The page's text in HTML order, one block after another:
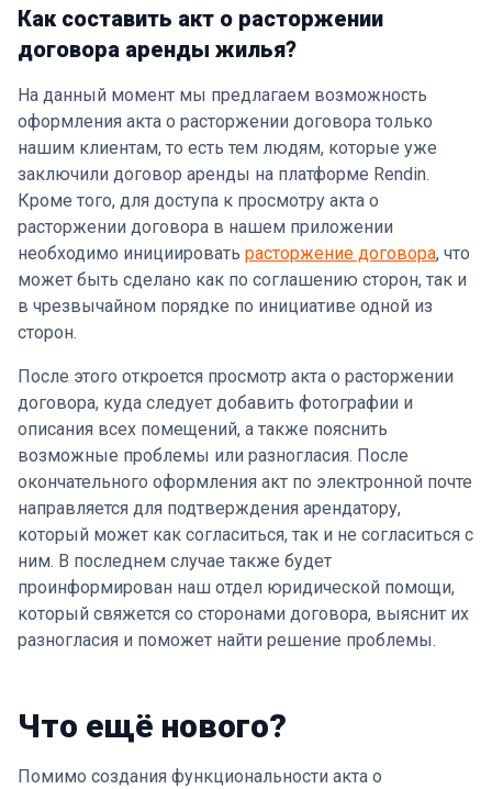
Как составить акт о расторжении
договора аренды жилья?
На данный момент мы предлагаем возможность
оформления акта о расторжении договора только
нашим клиентам, то есть тем людям, которые уже
заключили договор аренды на платформе Rendin.
Кроме того, для доступа к просмотру акта о
расторжении договора в нашем приложении
необходимо инициировать расторжение договора, что
может быть сделано как по соглашению сторон, так и
в чрезвычайном порядке по инициативе одной из
сторон.
После этого откроется просмотр акта о расторжении
договора, куда следует добавить фотографии и
описания всех помещений, а также пояснить
возможные проблемы или разногласия. После
окончательного оформления акт по электронной почте
направляется для подтверждения арендатору,
который может как согласиться, так и не согласиться с
ним. В последнем случае также будет
проинформирован наш отдел юридической помощи,
который свяжется со сторонами договора, выяснит их
разногласия и поможет найти решение проблемы.
Что ещё нового?
Помимо создания функциональности акта о